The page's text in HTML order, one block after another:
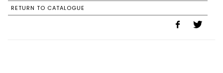
RETURN TO CATALOGUE